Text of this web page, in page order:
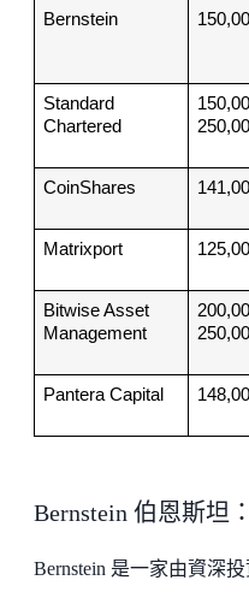
Bernstein
Standard
Chartered
CoinShares
Matrixport
Bitwise Asset
Management
Pantera Capital
Bernstein 伯恩斯坦
Bernstein 是一家由資深投